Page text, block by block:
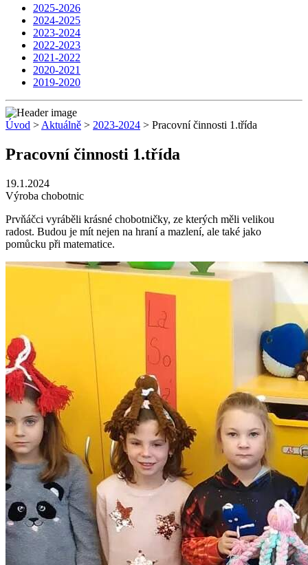
2025-2026
2024-2025
2023-2024
2022-2023
2021-2022
2020-2021
2019-2020
Úvod > Aktuálně > 2023-2024 > Pracovní činnosti 1.třída
Pracovní činnosti 1.třída
19.1.2024
Výroba chobotnic
Prvňáčci vyráběli krásné chobotničky, ze kterých měli velikou
radost. Budou je mít nejen na hraní a mazlení, ale také jako
pomůcku při matematice.